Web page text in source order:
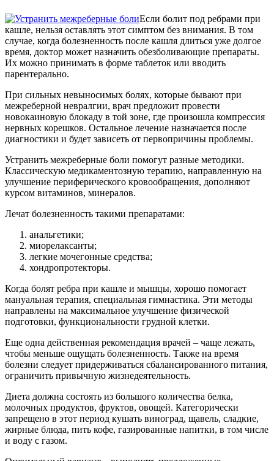
Если болит под ребрами при
кашле, нельзя оставлять этот симптом без внимания. В том
случае, когда болезненность после кашля длиться уже долгое
время, доктор может назначить обезболивающие препараты.
Их можно принимать в форме таблеток или вводить
парентерально.
При сильных невыносимых болях, которые бывают при
межреберной невралгии, врач предложит провести
новокаиновую блокаду в той зоне, где произошла компрессия
нервных корешков. Остальное лечение назначается после
диагностики и будет зависеть от первопричины проблемы.
Устранить межреберные боли помогут разные методики.
Классическую медикаментозную терапию, направленную на
улучшение периферического кровообращения, дополняют
курсом витаминов, минералов.
Лечат болезненность такими препаратами:
анальгетики;
миорелаксанты;
легкие мочегонные средства;
хондропротекторы.
Когда болят ребра при кашле и мышцы, хорошо помогает
мануальная терапия, специальная гимнастика. Эти методы
направлены на максимальное улучшение физической
подготовки, функциональности грудной клетки.
Еще одна действенная рекомендация врачей – чаще лежать,
чтобы меньше ощущать болезненность. Также на время
болезни следует придерживаться сбалансированного питания,
ограничить привычную жизнедеятельность.
Диета должна состоять из большого количества белка,
молочных продуктов, фруктов, овощей. Категорически
запрещено в этот период кушать виноград, щавель, сладкие,
жирные блюда, пить кофе, газированные напитки, в том числе
и воду с газом.